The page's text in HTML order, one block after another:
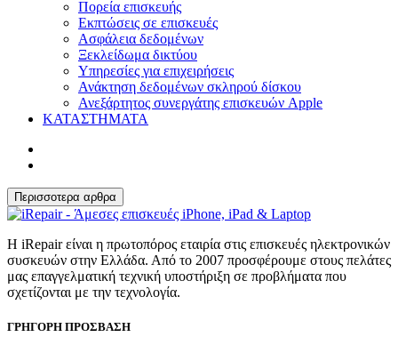
Πορεία επισκευής
Εκπτώσεις σε επισκευές
Ασφάλεια δεδομένων
Ξεκλείδωμα δικτύου
Υπηρεσίες για επιχειρήσεις
Ανάκτηση δεδομένων σκληρού δίσκου
Ανεξάρτητος συνεργάτης επισκευών Apple
ΚΑΤΑΣΤΗΜΑΤΑ
Περισσοτερα αρθρα
Η iRepair είναι η πρωτοπόρος εταιρία στις επισκευές ηλεκτρονικών
συσκευών στην Ελλάδα. Από το 2007 προσφέρουμε στους πελάτες
μας επαγγελματική τεχνική υποστήριξη σε προβλήματα που
σχετίζονται με την τεχνολογία.
ΓΡΗΓΟΡΗ ΠΡΟΣΒΑΣΗ